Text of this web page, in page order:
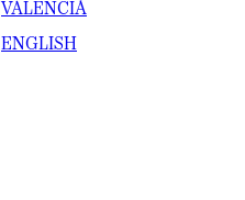
VALENCIÀ
ENGLISH